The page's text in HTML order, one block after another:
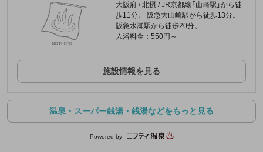
大阪府 / 北摂 / JR京都線「山崎駅」から徒
歩11分。 阪急大山崎駅から徒歩13分。
阪急水瀬駅から徒歩20分。
入浴料金：550円～
施設情報を見る
温泉・スーパー銭湯・銭湯などをもっと見る
Powered by